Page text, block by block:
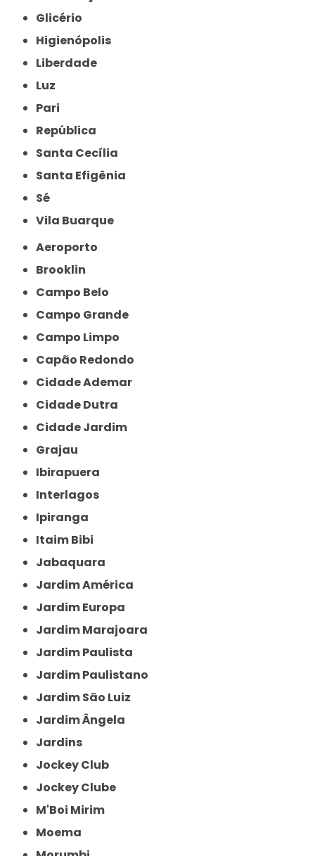
Glicério
Higienópolis
Liberdade
Luz
Pari
República
Santa Cecília
Santa Efigênia
Sé
Vila Buarque
Aeroporto
Brooklin
Campo Belo
Campo Grande
Campo Limpo
Capão Redondo
Cidade Ademar
Cidade Dutra
Cidade Jardim
Grajau
Ibirapuera
Interlagos
Ipiranga
Itaim Bibi
Jabaquara
Jardim América
Jardim Europa
Jardim Marajoara
Jardim Paulista
Jardim Paulistano
Jardim São Luiz
Jardim Ângela
Jardins
Jockey Club
Jockey Clube
M'Boi Mirim
Moema